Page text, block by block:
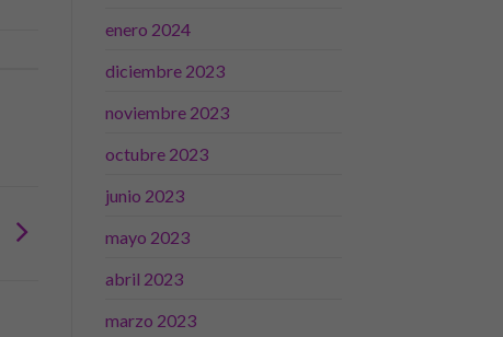
enero 2024
diciembre 2023
noviembre 2023
octubre 2023
junio 2023
mayo 2023
abril 2023
marzo 2023